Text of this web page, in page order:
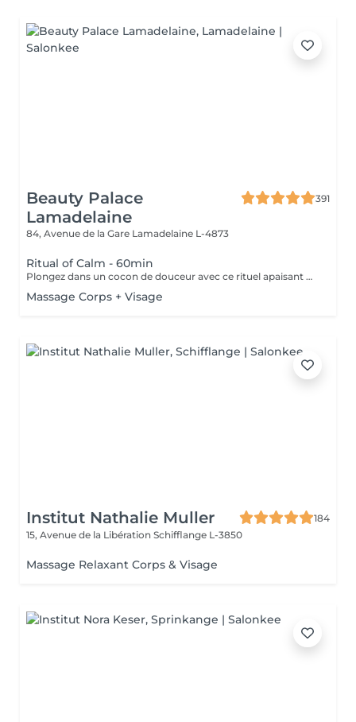
Beauty Palace
Lamadelaine
391
84, Avenue de la Gare Lamadelaine L-4873
Ritual of Calm - 60min
Plongez dans un cocon de douceur avec ce rituel apaisant de 60 minutes, conçu pour relâcher les tensions accumulées et calmer l'agitation mentale. Ce soin associe un massage doux et ciblé du cuir chevelu à des manuvres manuelles sur la nuque et les épaules, pour une relaxation physique immédiate. Grâce à l'aromathérapie et à une ambiance enveloppante, ce rituel stimule la circulation sanguine, dégage les tensions crâniennes et procure une sensation de clarté et de légèreté. Les cheveux sont également séchés à la fin du soin, pour un retour à votre quotidien en toute élégance.
Massage Corps + Visage
Institut Nathalie Muller
184
15, Avenue de la Libération Schifflange L-3850
Massage Relaxant Corps & Visage